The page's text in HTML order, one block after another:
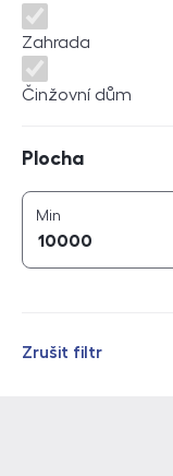
Zahrada
Činžovní dům
Plocha
Min
Zrušit filtr